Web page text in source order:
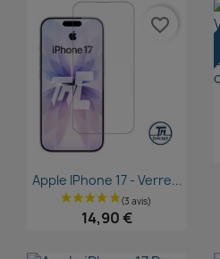
 Aperçu rapide
Apple IPhone 17 - Verre...
14,90 €
favorite_border